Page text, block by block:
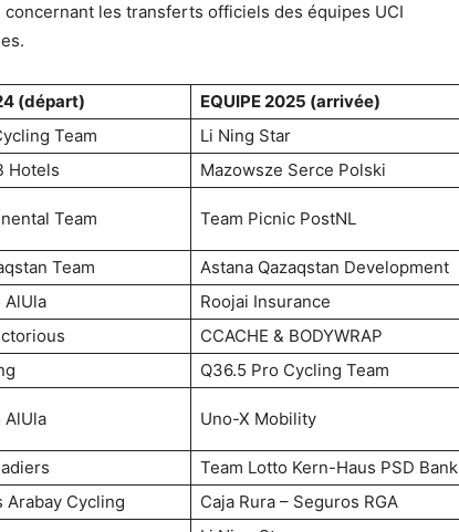
les transferts officiels des équipes UCI
(départ)
EQUIPE 2025 (arrivée)
Team
Li Ning Star
Hotels
Mazowsze Serce Polski
Team Team Picnic PostNL
Team
Astana Qazaqstan Development
AlUla
Roojai Insurance
CCACHE & BODYWRAP
Q36.5 Pro Cycling Team
AlUla Uno-X Mobility
Team Lotto Kern-Haus PSD Bank
Arabay Cycling
Caja Rura – Seguros RGA